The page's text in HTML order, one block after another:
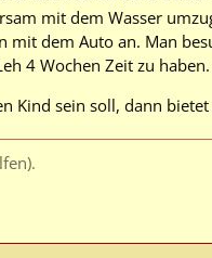
mit dem Wasser
mit dem Auto an. Man
4 Wochen Zeit zu haben.
sein soll, dann bietet